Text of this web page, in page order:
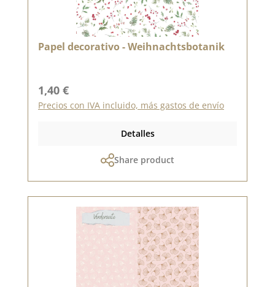
Papel decorativo - Weihnachtsbotanik
Precio normal:
1,40 €
Precios con IVA incluido, más gastos de envío
Detalles
Share product